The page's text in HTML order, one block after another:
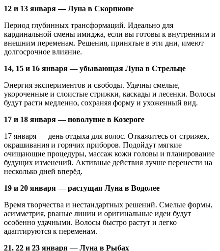
12 и 13 января — Луна в Скорпионе
Период глубинных трансформаций. Идеально для
кардинальной смены имиджа, если вы готовы к внутренним и
внешним переменам. Решения, принятые в эти дни, имеют
долгосрочное влияние.
14, 15 и 16 января — убывающая Луна в Стрельце
Энергия экспериментов и свободы. Удачны смелые,
укороченные и слоистые стрижки, каскады и лесенки. Волосы
будут расти медленно, сохраняя форму и ухоженный вид.
17 и 18 января — новолуние в Козероге
17 января — день отдыха для волос. Откажитесь от стрижек,
окрашивания и горячих приборов. Подойдут мягкие
очищающие процедуры, массаж кожи головы и планирование
будущих изменений. Активные действия лучше перенести на
несколько дней вперёд.
19 и 20 января — растущая Луна в Водолее
Время творчества и нестандартных решений. Смелые формы,
асимметрия, рваные линии и оригинальные идеи будут
особенно удачными. Волосы быстро растут и легко
адаптируются к переменам.
21, 22 и 23 января — Луна в Рыбах